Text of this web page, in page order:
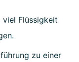
viel Flüssigkeit
zu einer